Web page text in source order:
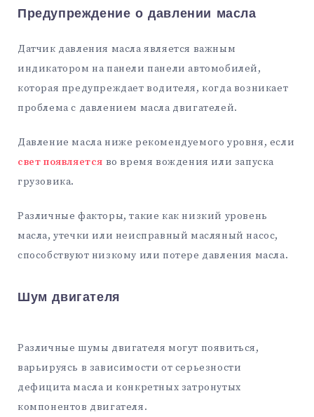
Предупреждение о давлении масла
Датчик давления масла является важным
индикатором на панели панели автомобилей,
которая предупреждает водителя, когда возникает
проблема с давлением масла двигателей.
Давление масла ниже рекомендуемого уровня, если
свет появляется во время вождения или запуска
грузовика.
Различные факторы, такие как низкий уровень
масла, утечки или неисправный масляный насос,
способствуют низкому или потере давления масла.
Шум двигателя
Различные шумы двигателя могут появиться,
варьируясь в зависимости от серьезности
дефицита масла и конкретных затронутых
компонентов двигателя.